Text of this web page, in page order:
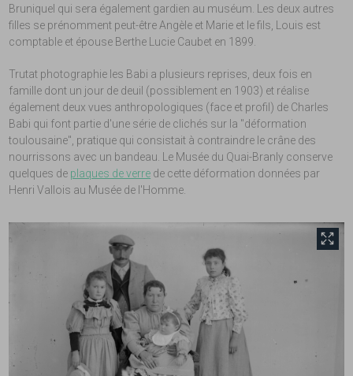
Bruniquel qui sera également gardien au muséum. Les deux autres
filles se prénomment peut-être Angèle et Marie et le fils, Louis est
comptable et épouse Berthe Lucie Caubet en 1899.
Trutat photographie les Babi a plusieurs reprises, deux fois en
famille dont un jour de deuil (possiblement en 1903) et réalise
également deux vues anthropologiques (face et profil) de Charles
Babi qui font partie d'une série de clichés sur la "déformation
toulousaine", pratique qui consistait à contraindre le crâne des
nourrissons avec un bandeau. Le Musée du Quai-Branly conserve
quelques de plaques de verre de cette déformation données par
Henri Vallois au Musée de l'Homme.